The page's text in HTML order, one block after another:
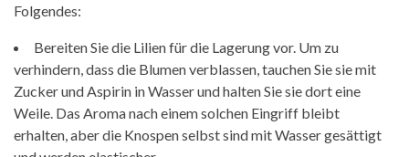
Folgendes:
Bereiten Sie die Lilien für die Lagerung vor. Um zu
verhindern, dass die Blumen verblassen, tauchen Sie sie mit
Zucker und Aspirin in Wasser und halten Sie sie dort eine
Weile. Das Aroma nach einem solchen Eingriff bleibt
erhalten, aber die Knospen selbst sind mit Wasser gesättigt